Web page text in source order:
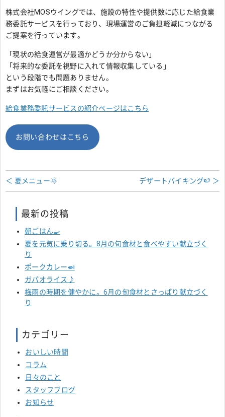
株式会社MOSウイングでは、施設の特性や提供数に応じた給食業
務委託サービスを行っており、現場運営のご負担軽減につながる
ご提案を行っています。
「現状の給食運営が最適かどうか分からない」
「将来的な委託を視野に入れて情報収集している」
という段階でも問題ありません。
まずはお気軽にご相談ください。
給食業務委託サービスの紹介ページはこちら
お問い合わせはこちら
デザートバイキング🍉 ＞
＜ 夏メニュー🌞
最新の投稿
朝ごはん🍳
夏を元気に乗り切る。8月の旬食材と食べやすい献立づく
り
ポークカレー🍛
ガパオライス♪
梅雨の時期を健やかに。6月の旬食材とさっぱり献立づく
り
カテゴリー
おいしい時間
コラム
日々のこと
スタッフブログ
お知らせ